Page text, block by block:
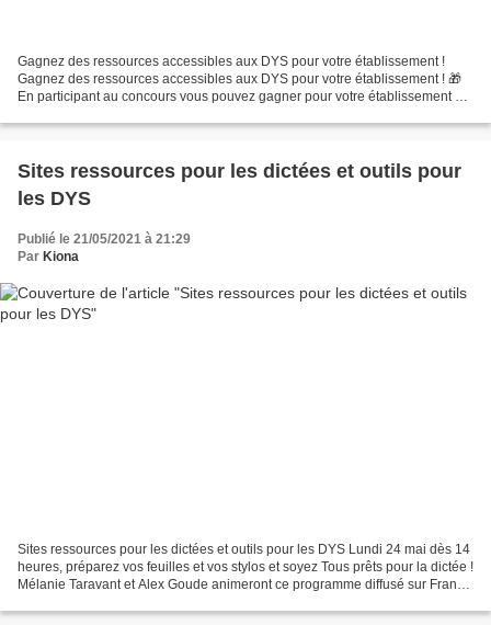
Gagnez des ressources accessibles aux DYS pour votre établissement !
Gagnez des ressources accessibles aux DYS pour votre établissement ! 🎁
En participant au concours vous pouvez gagner pour votre établissement 3
Sites ressources pour les dictées et outils pour
les DYS
Publié le 21/05/2021 à 21:29
Par Kiona
Sites ressources pour les dictées et outils pour les DYS Lundi 24 mai dès 14
heures, préparez vos feuilles et vos stylos et soyez Tous prêts pour la dictée !
Mélanie Taravant et Alex Goude animeront ce programme diffusé sur France